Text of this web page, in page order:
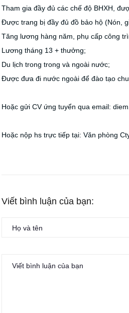
Tham gia đầy đủ các chế độ BHXH,
Được trang bị đầy đủ đồ bảo hộ (Nón,
Tăng lương hàng năm, phụ cấp công
Lương tháng 13 + thưởng;
Du lịch trong trong và ngoài nước;
Được đưa đi nước ngoài để đào tạo
Hoặc gửi CV ứng tuyển qua email:
Hoặc nộp hs trực tiếp tại: Văn phòng
Viết bình luận của bạn: